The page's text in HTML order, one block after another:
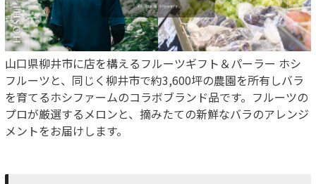
山口県柳井市に店を構えるフルーツギフト＆パーラー ホシ
フルーツと、同じく柳井市で約3,600坪の農園を所有しバラ
を育てるホシファームのコラボブランド品です。フルーツの
プロが厳選するメロンと、摘みたての新鮮なバラのアレンジ
メントをお届けします。